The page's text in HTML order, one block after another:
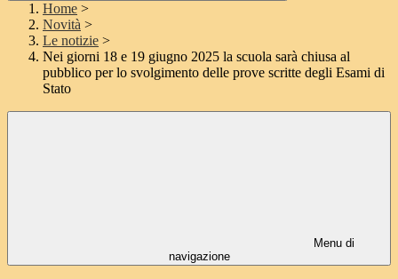
Home >
Novità >
Le notizie >
Nei giorni 18 e 19 giugno 2025 la scuola sarà chiusa al
pubblico per lo svolgimento delle prove scritte degli Esami di
Stato
Menu di
navigazione